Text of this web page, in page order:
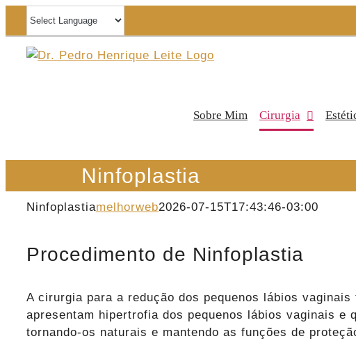
Sobre Mim Cirurgia
Ninfoplastia
Ninfoplastiamelhorweb2026-07-15T17:43:46-03:00
Procedimento de Ninfoplastia
A cirurgia para a redução dos pequenos lábios
apresentam hipertrofia dos pequenos lábios vaginais
tornando-os naturais e mantendo as funções de